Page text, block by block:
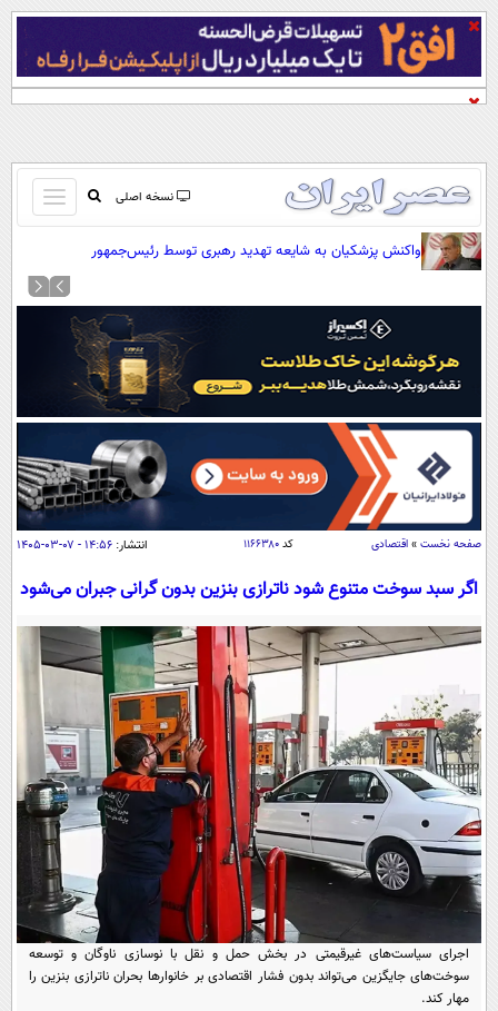
نسخه اصلی
باز
و
کردن
صفحه اول
آرشیو
نظرسنجی
آب و هوا
اوقات شرعی
سواد زندگی
اقتصاد
اقتصادی
جامعه
حوادث
سلامت
یک برش دانایی
محیط زیست
سفر و تفریح
بین الملل
سیاست خارجی
فرهنگ و هنر
علم و دانش
فناوری و It
علمی
اخبار کریپتو
قرآن
گوناگون
سرگرمی
باشگاه مغز
مجله تصویری سلاح
فیلم
اقتصاد
ورزش
سیاست
عصر ایران 2
خواندنی ها و دیدنی ها
داستان کوتاه
آموزش زبان
واکنش پزشکیان به شایعه تهدید رهبری توسط رئیس‌جمهور
صفحه نخست » اقتصادی کد ۱۱۶۶۳۸۰ انتشار: ۱۴:۵۶ - ۰۷-۰۳-۱۴۰۵
اگر سبد سوخت متنوع شود ناترازی بنزین بدون گرانی جبران می‌شود
اجرای سیاست‌های غیرقیمتی در بخش حمل و نقل با نوسازی ناوگان و توسعه
سوخت‌های جایگزین می‌تواند بدون فشار اقتصادی بر خانوارها بحران ناترازی بنزین را
مهار کند.